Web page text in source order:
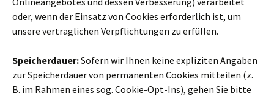
oder, wenn der Einsatz von Cookies erforderlich ist, um
unsere vertraglichen Verpflichtungen zu erfüllen.
Speicherdauer:Sofern wir Ihnen keine expliziten Angaben
zur Speicherdauer von permanenten Cookies mitteilen (z.
B. im Rahmen eines sog. Cookie-Opt-Ins), gehen Sie bitte